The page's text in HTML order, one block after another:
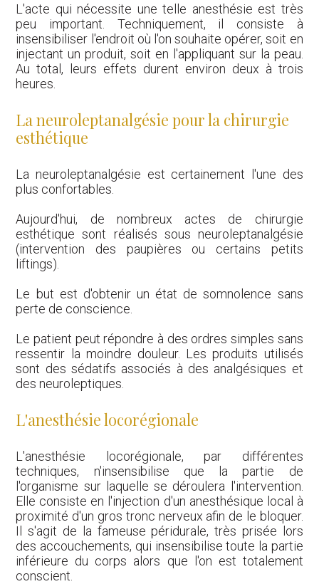
L'acte qui nécessite une telle anesthésie est très
peu important. Techniquement, il consiste à
insensibiliser l'endroit où l'on souhaite opérer, soit en
injectant un produit, soit en l'appliquant sur la peau.
Au total, leurs effets durent environ deux à trois
heures.
La neuroleptanalgésie pour la chirurgie
esthétique
La neuroleptanalgésie est certainement l'une des
plus confortables.
Aujourd'hui, de nombreux actes de chirurgie
esthétique sont réalisés sous neuroleptanalgésie
(intervention des paupières ou certains petits
liftings).
Le but est d'obtenir un état de somnolence sans
perte de conscience.
Le patient peut répondre à des ordres simples sans
ressentir la moindre douleur. Les produits utilisés
sont des sédatifs associés à des analgésiques et
des neuroleptiques.
L'anesthésie locorégionale
L'anesthésie locorégionale, par différentes
techniques, n'insensibilise que la partie de
l'organisme sur laquelle se déroulera l'intervention.
Elle consiste en l'injection d'un anesthésique local à
proximité d'un gros tronc nerveux afin de le bloquer.
Il s'agit de la fameuse péridurale, très prisée lors
des accouchements, qui insensibilise toute la partie
inférieure du corps alors que l'on est totalement
conscient.